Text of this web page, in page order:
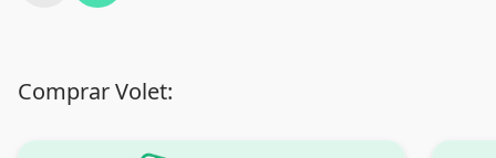
Comprar Volet: